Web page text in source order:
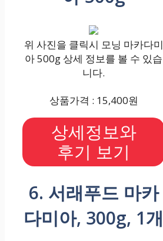
위 사진을 클릭시 모닝 마카다미
아 500g 상세 정보를 볼 수 있습
니다.
상품가격 : 15,400원
상세정보와
후기 보기
6. 서래푸드 마카
다미아, 300g, 1개